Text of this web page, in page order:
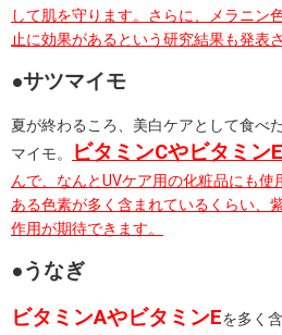
して肌を守ります。さらに、メラニン
止に効果があるという研究結果も発表
●サツマイモ
夏が終わるころ、美白ケアとして食べ
マイモ。
ビタミンCやビタミン
んで、なんとUVケア用の化粧品にも
ある色素が多く含まれているくらい、
作用が期待できます。
●うなぎ
ビタミンAやビタミンEを多く